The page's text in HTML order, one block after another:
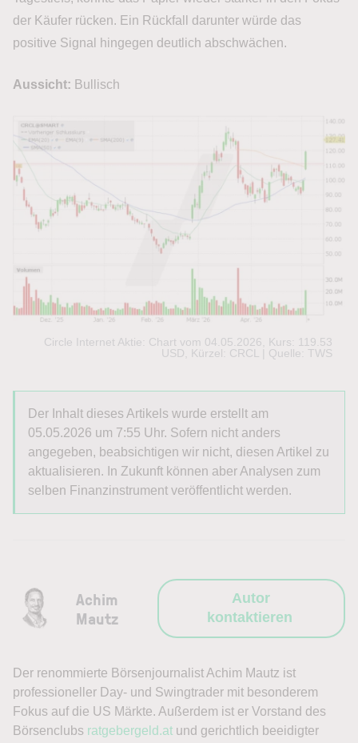
der Käufer rücken. Ein Rückfall darunter würde das
positive Signal hingegen deutlich abschwächen.
Aussicht: Bullisch
Circle Internet Aktie: Chart vom 04.05.2026, Kurs: 119.53
USD, Kürzel: CRCL | Quelle: TWS
Der Inhalt dieses Artikels wurde erstellt am
05.05.2026 um 7:55 Uhr. Sofern nicht anders
angegeben, beabsichtigen wir nicht, diesen Artikel zu
aktualisieren. In Zukunft können aber Analysen zum
selben Finanzinstrument veröffentlicht werden.
Achim
Mautz
Autor
kontaktieren
Der renommierte Börsenjournalist Achim Mautz ist
professioneller Day- und Swingtrader mit besonderem
Fokus auf die US Märkte. Außerdem ist er Vorstand des
Börsenclubs ratgebergeld.at und gerichtlich beeidigter